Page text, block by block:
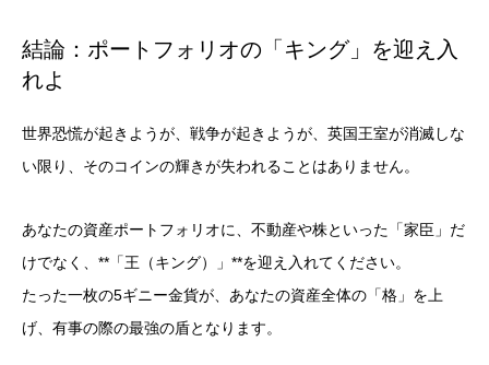
結論：ポートフォリオの「キング」を迎え入
れよ
世界恐慌が起きようが、戦争が起きようが、英国王室が消滅しな
い限り、そのコインの輝きが失われることはありません。
あなたの資産ポートフォリオに、不動産や株といった「家臣」だ
けでなく、**「王（キング）」**を迎え入れてください。
たった一枚の5ギニー金貨が、あなたの資産全体の「格」を上
げ、有事の際の最強の盾となります。